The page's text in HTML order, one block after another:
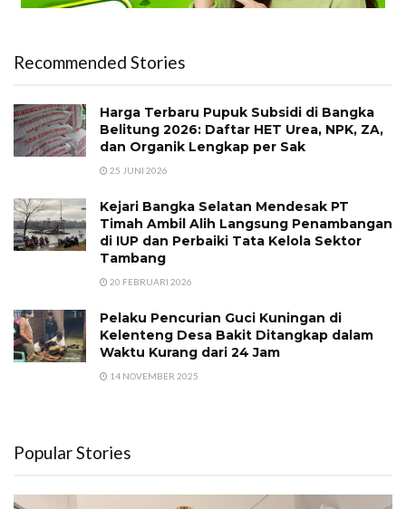
Recommended Stories
Harga Terbaru Pupuk Subsidi di Bangka
Belitung 2026: Daftar HET Urea, NPK, ZA,
dan Organik Lengkap per Sak
25 JUNI 2026
Kejari Bangka Selatan Mendesak PT
Timah Ambil Alih Langsung Penambangan
di IUP dan Perbaiki Tata Kelola Sektor
Tambang
20 FEBRUARI 2026
Pelaku Pencurian Guci Kuningan di
Kelenteng Desa Bakit Ditangkap dalam
Waktu Kurang dari 24 Jam
14 NOVEMBER 2025
Popular Stories